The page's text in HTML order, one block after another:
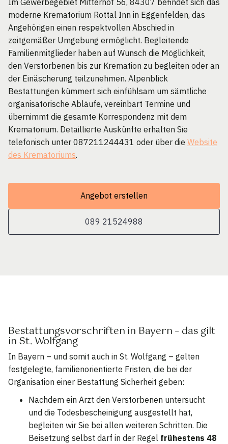
Im Gewerbegebiet Mitterhof 56, 84307 befindet sich das
moderne Krematorium Rottal Inn in Eggenfelden, das
Angehörigen einen respektvollen Abschied in
zeitgemäßer Umgebung ermöglicht. Begleitende
Familienmitglieder haben auf Wunsch die Möglichkeit,
den Verstorbenen bis zur Kremation zu begleiten oder an
der Einäscherung teilzunehmen. Alpenblick
Bestattungen kümmert sich einfühlsam um sämtliche
organisatorische Abläufe, vereinbart Termine und
übernimmt die gesamte Korrespondenz mit dem
Krematorium. Detaillierte Auskünfte erhalten Sie
telefonisch unter 087211244431 oder über die Website
des Krematoriums.
Angebot erstellen
089 21524988
Bestattungsvorschriften in Bayern – das gilt
in St. Wolfgang
In Bayern – und somit auch in St. Wolfgang – gelten
festgelegte, familienorientierte Fristen, die bei der
Organisation einer Bestattung Sicherheit geben:
Nachdem ein Arzt den Verstorbenen untersucht
und die Todesbescheinigung ausgestellt hat,
begleiten wir Sie bei allen weiteren Schritten. Die
Beisetzung selbst darf in der Regel frühestens 48